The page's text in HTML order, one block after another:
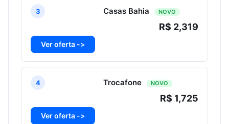
3 Casas Bahia NOVO
R$ 2,319
Ver oferta ->
4 Trocafone NOVO
R$ 1,725
Ver oferta ->